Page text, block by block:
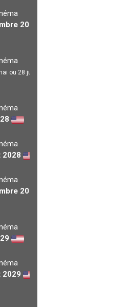
2027
ou 28 juil.)
2028
2028
2029